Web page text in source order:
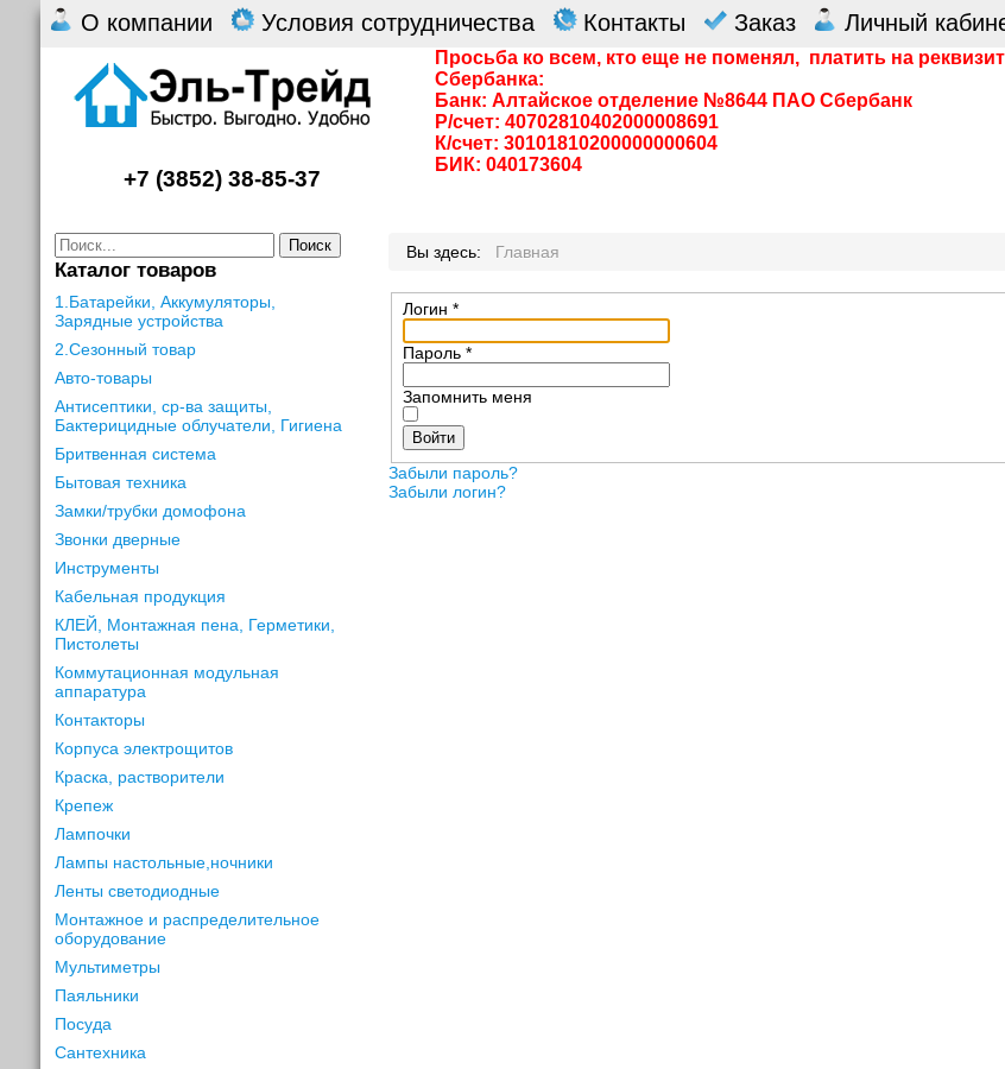
О компании Условия сотрудничества Контакты Заказ Личный
Просьба ко всем, кто еще не поменял, платить на
Сбербанка:
Банк: Алтайское отделение №8644 ПАО Сбербанк
Р/счет: 40702810402000008691
К/счет: 30101810200000000604
БИК: 040173604
+7 (3852) 38-85-37
Поиск
Каталог товаров
1.Батарейки, Аккумуляторы,
Зарядные устройства
2.Сезонный товар
Авто-товары
Антисептики, ср-ва защиты,
Бактерицидные облучатели, Гигиена
Бритвенная система
Бытовая техника
Замки/трубки домофона
Звонки дверные
Инструменты
Кабельная продукция
КЛЕЙ, Монтажная пена, Герметики,
Пистолеты
Коммутационная модульная
аппаратура
Контакторы
Корпуса электрощитов
Краска, растворители
Крепеж
Лампочки
Лампы настольные,ночники
Ленты светодиодные
Монтажное и распределительное
оборудование
Мультиметры
Паяльники
Посуда
Сантехника
Вы здесь: Главная
Логин *
Пароль *
Запомнить меня
Войти
Забыли пароль?
Забыли логин?